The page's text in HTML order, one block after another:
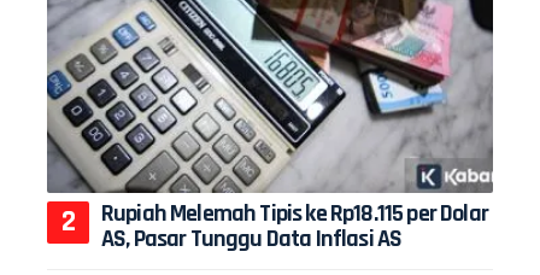
Rupiah Melemah Tipis ke Rp18.115 per Dolar
AS, Pasar Tunggu Data Inflasi AS